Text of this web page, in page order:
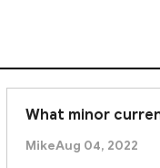
license. This
What minor
MikeAug 04, 2022